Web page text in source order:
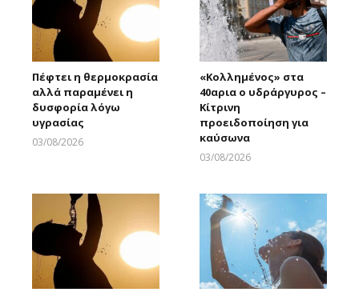
Πέφτει η θερμοκρασία
αλλά παραμένει η
δυσφορία λόγω
υγρασίας
03/08/2026
«Κολλημένος» στα
40αρια ο υδράργυρος –
Κίτρινη
προειδοποίηση για
καύσωνα
03/08/2026